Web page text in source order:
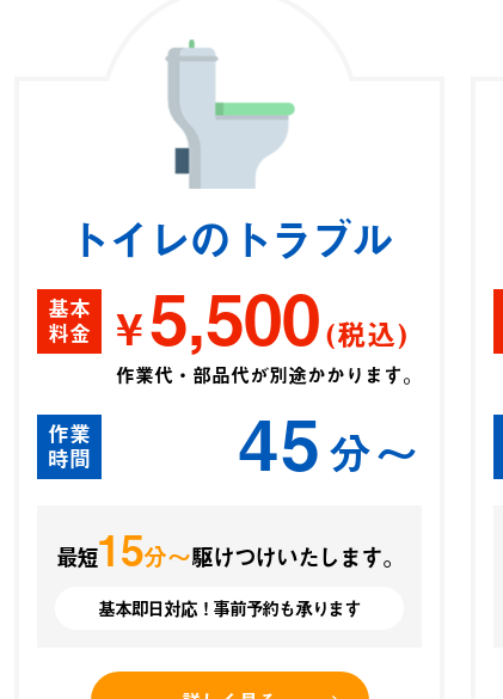
トイレのトラブル
基本
料金 ¥5,500(税込)
作業代・部品代が別途かかります。
作業
時間 45分〜
最短15分〜駆けつけいたします。
基本即日対応！事前予約も承ります